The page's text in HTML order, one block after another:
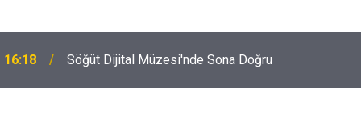
16:18 Söğüt Dijital Müzesi'nde Sona Doğru